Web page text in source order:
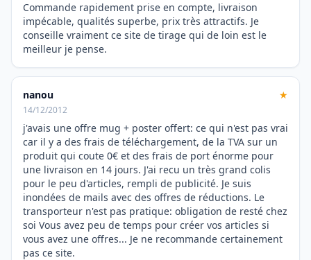
Commande rapidement prise en compte, livraison
impécable, qualités superbe, prix très attractifs. Je
conseille vraiment ce site de tirage qui de loin est le
meilleur je pense.
nanou ★
14/12/2012
j'avais une offre mug + poster offert: ce qui n'est pas vrai
car il y a des frais de téléchargement, de la TVA sur un
produit qui coute 0€ et des frais de port énorme pour
une livraison en 14 jours. J'ai recu un très grand colis
pour le peu d'articles, rempli de publicité. Je suis
inondées de mails avec des offres de réductions. Le
transporteur n'est pas pratique: obligation de resté chez
soi Vous avez peu de temps pour créer vos articles si
vous avez une offres... Je ne recommande certainement
pas ce site.